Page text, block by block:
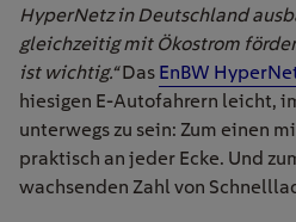
HyperNetz in Deutschland
gleichzeitig mit Ökostrom
ist wichtig.“Das EnBW
hiesigen E-Autofahrern leicht,
unterwegs zu sein: Zum einen
praktisch an jeder Ecke. Und
wachsenden Zahl von